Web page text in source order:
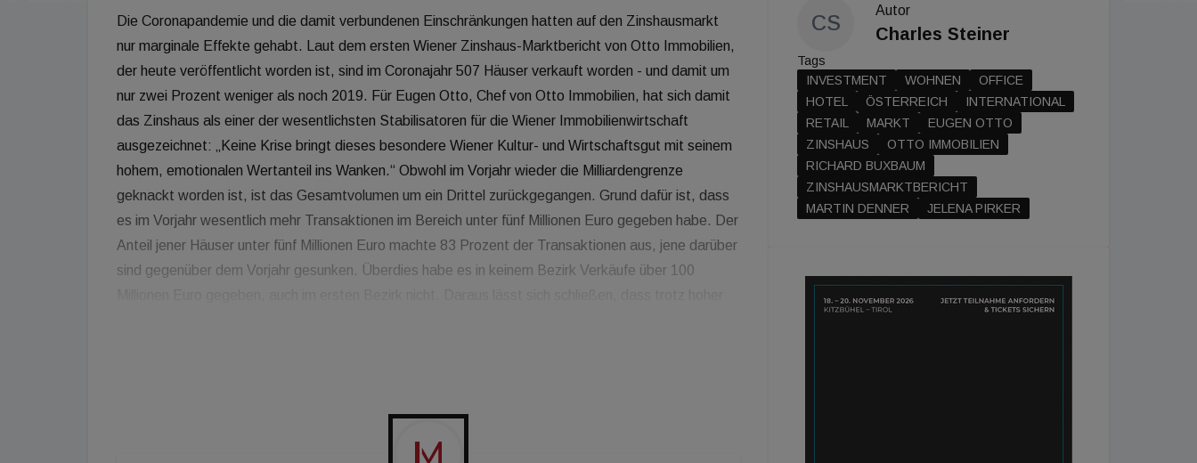
Die Coronapandemie und die damit verbundenen Einschränkungen hatten auf den Zinshausmarkt
nur marginale Effekte gehabt. Laut dem ersten Wiener Zinshaus-Marktbericht von Otto Immobilien,
der heute veröffentlicht worden ist, sind im Coronajahr 507 Häuser verkauft worden - und damit um
nur zwei Prozent weniger als noch 2019. Für Eugen Otto, Chef von Otto Immobilien, hat sich damit
das Zinshaus als einer der wesentlichsten Stabilisatoren für die Wiener Immobilienwirtschaft
ausgezeichnet: „Keine Krise bringt dieses besondere Wiener Kultur- und Wirtschaftsgut mit seinem
hohem, emotionalen Wertanteil ins Wanken.“ Obwohl im Vorjahr wieder die Milliardengrenze
geknackt worden ist, ist das Gesamtvolumen um ein Drittel zurückgegangen. Grund dafür ist, dass
es im Vorjahr wesentlich mehr Transaktionen im Bereich unter fünf Millionen Euro gegeben habe. Der
Anteil jener Häuser unter fünf Millionen Euro machte 83 Prozent der Transaktionen aus, jene darüber
sind gegenüber dem Vorjahr gesunken. Überdies habe es in keinem Bezirk Verkäufe über 100
Rückgang an angebotenen Wiener Gründerzeit-Zinshäusern und die gleichzeitig starke Nachfrage
haben dazu geführt, dass die Mindestpreise in einzelnen Bezirken deutlich zugelegt haben. Laut
CS
Autor
Charles Steiner
Tags
INVESTMENT
WOHNEN
OFFICE
HOTEL
ÖSTERREICH
INTERNATIONAL
RETAIL
MARKT
EUGEN OTTO
ZINSHAUS
OTTO IMMOBILIEN
RICHARD BUXBAUM
ZINSHAUSMARKTBERICHT
MARTIN DENNER
JELENA PIRKER